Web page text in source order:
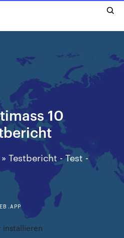
10
Testbericht - Test -
installieren